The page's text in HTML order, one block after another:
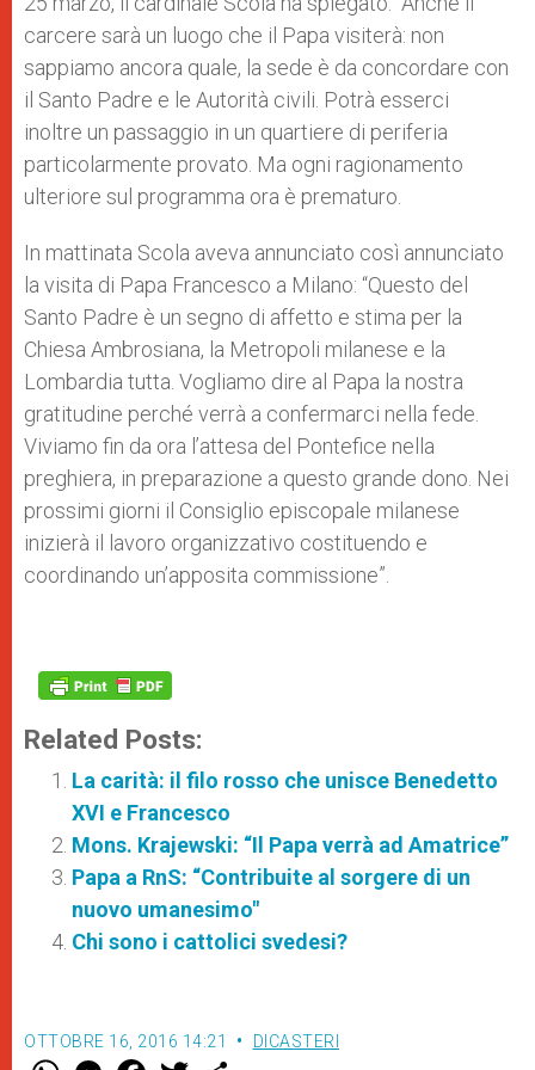
carcere sarà un luogo che il Papa visiterà: non
sappiamo ancora quale, la sede è da concordare con
il Santo Padre e le Autorità civili. Potrà esserci
inoltre un passaggio in un quartiere di periferia
particolarmente provato. Ma ogni ragionamento
ulteriore sul programma ora è prematuro.
In mattinata Scola aveva annunciato così annunciato
la visita di Papa Francesco a Milano: “Questo del
Santo Padre è un segno di affetto e stima per la
Chiesa Ambrosiana, la Metropoli milanese e la
Lombardia tutta. Vogliamo dire al Papa la nostra
gratitudine perché verrà a confermarci nella fede.
Viviamo fin da ora l’attesa del Pontefice nella
preghiera, in preparazione a questo grande dono. Nei
prossimi giorni il Consiglio episcopale milanese
inizierà il lavoro organizzativo costituendo e
coordinando un’apposita commissione”.
Related Posts:
La carità: il filo rosso che unisce Benedetto
XVI e Francesco
Mons. Krajewski: “Il Papa verrà ad Amatrice”
Papa a RnS: “Contribuite al sorgere di un
nuovo umanesimo"
Chi sono i cattolici svedesi?
OTTOBRE 16, 2016 14:21 DICASTERI
W M F